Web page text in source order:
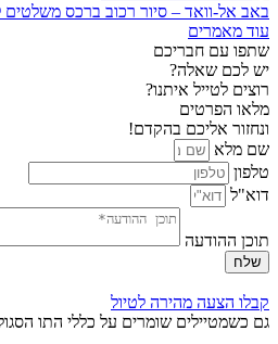
באב אל-וואד – סיור רכוב ברכס משלטים
עוד מאמרים
שתפו עם חבריכם
יש לכם שאלה?
רוצים לטייל איתנו?
מלאו הפרטים
ונחזור אליכם בהקדם!
שם מלא
טלפון
דוא"ל
תוכן ההודעה
שלח
קבלו הצעה מהירה לטיול
גם כשמטיילים שומרים על כללי התו הסגול